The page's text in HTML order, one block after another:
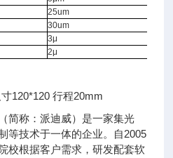
25um
30um
3μ
2μ
简称：派迪威）是一家集光
等技术于一体的企业。自2005
校根据客户需求，研发配套软